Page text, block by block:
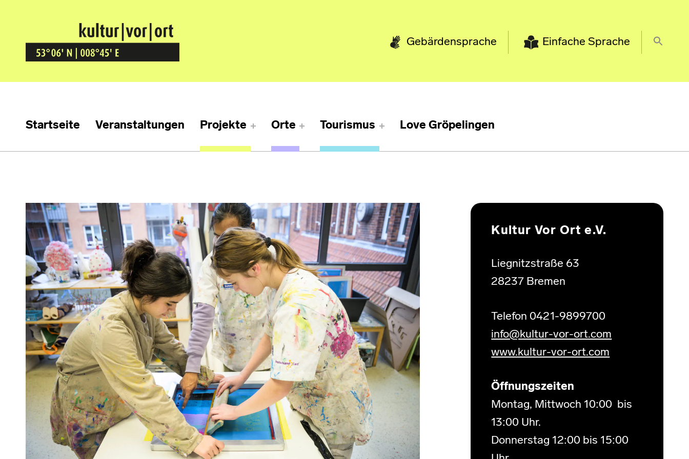
Kultur Vor Ort
BREMEN GRÖPELINGEN Gebärdensprache Einfache Sprache
Startseite Veranstaltungen Projekte Orte Tourismus Love Gröpelingen
Kultur Vor Ort e.V.
Liegnitzstraße 63
28237 Bremen
Telefon 0421-9899700
info@kultur-vor-ort.com
www.kultur-vor-ort.com
Öffnungszeiten
Montag, Mittwoch 10:00 bis
13:00 Uhr.
Donnerstag 12:00 bis 15:00